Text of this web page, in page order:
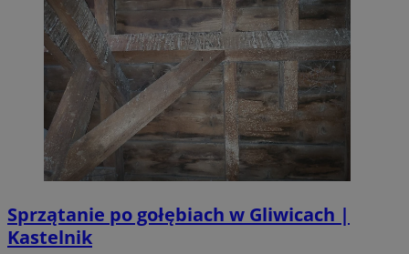
Sprzątanie po gołębiach w Gliwicach |
Kastelnik